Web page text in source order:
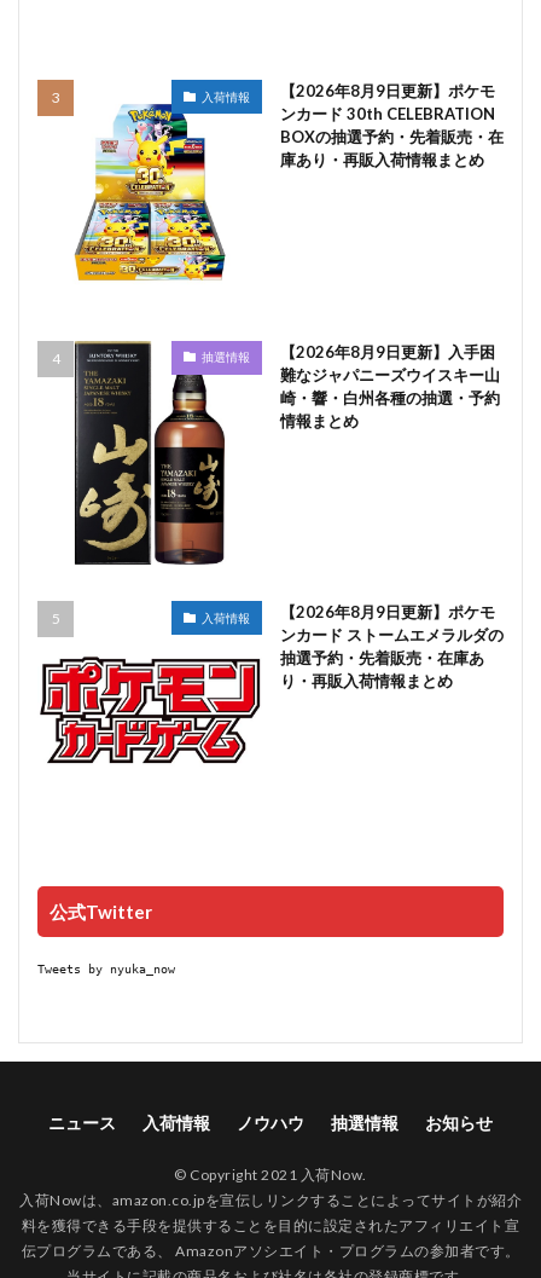
入荷情報
【2026年8月9日更新】ポケモ
ンカード 30th CELEBRATION
BOXの抽選予約・先着販売・在
庫あり・再販入荷情報まとめ
抽選情報
【2026年8月9日更新】入手困
難なジャパニーズウイスキー山
崎・響・白州各種の抽選・予約
情報まとめ
入荷情報
【2026年8月9日更新】ポケモ
ンカード ストームエメラルダの
抽選予約・先着販売・在庫あ
り・再販入荷情報まとめ
公式Twitter
Tweets by nyuka_now
ニュース 入荷情報 ノウハウ 抽選情報 お知らせ
© Copyright 2021 入荷Now.
入荷Nowは、amazon.co.jpを宣伝しリンクすることによってサイトが紹介
料を獲得できる手段を提供することを目的に設定されたアフィリエイト宣
伝プログラムである、 Amazonアソシエイト・プログラムの参加者です。